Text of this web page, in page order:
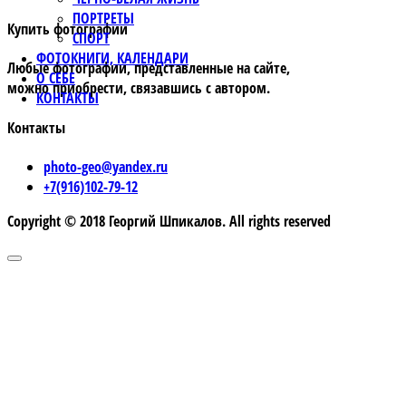
ПОРТРЕТЫ
СПОРТ
ФОТОКНИГИ, КАЛЕНДАРИ
О СЕБЕ
КОНТАКТЫ
Купить фотографии
Любые фотографии, представленные на сайте,
можно приобрести, связавшись с автором.
Контакты
photo-geo@yandex.ru
+7(916)102-79-12
Copyright © 2018 Георгий Шпикалов. All rights reserved